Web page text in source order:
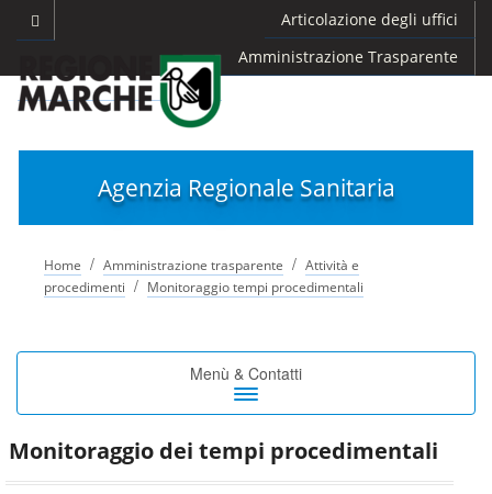
Articolazione degli uffici
Amministrazione Trasparente
Agenzia Regionale Sanitaria
Home / Amministrazione trasparente / Attività e
procedimenti / Monitoraggio tempi procedimentali
Toggle
navigation
Menù & Contatti
Monitoraggio dei tempi procedimentali